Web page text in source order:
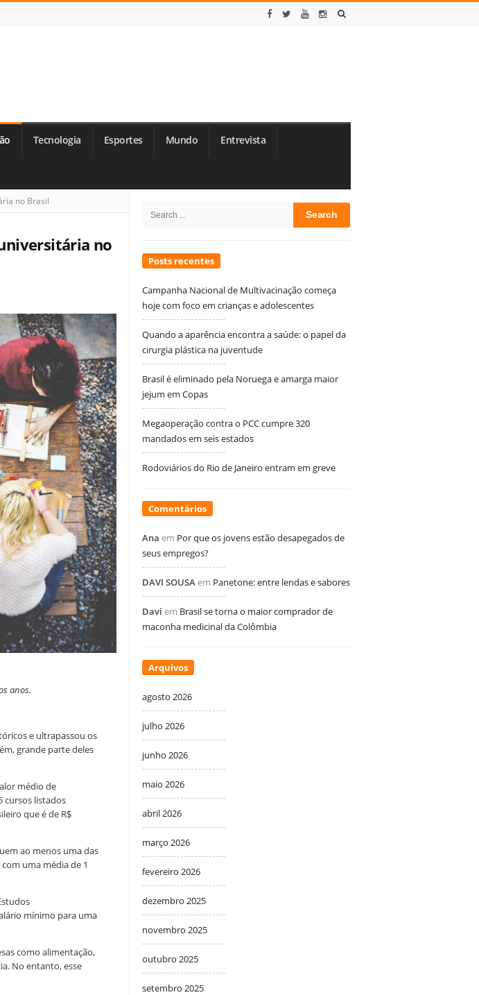
Tecnologia Esportes Mundo Entrevista
no Brasil
no
anos.
e ultrapassou os
grande parte deles
médio de
cursos listados
que é de R$
ao menos uma das
uma média de 1
mínimo para uma
como alimentação,
No entanto, esse
Sidebar
Search
Posts recentes
Campanha Nacional de Multivacinação começa
hoje com foco em crianças e adolescentes
Quando a aparência encontra a saúde: o papel da
cirurgia plástica na juventude
Brasil é eliminado pela Noruega e amarga maior
jejum em Copas
Megaoperação contra o PCC cumpre 320
mandados em seis estados
Rodoviários do Rio de Janeiro entram em greve
Comentários
Ana em Por que os jovens estão desapegados de
seus empregos?
DAVI SOUSAem Panetone: entre lendas e sabores
Davi em Brasil se torna o maior comprador de
maconha medicinal da Colômbia
Arquivos
agosto 2026
julho 2026
junho 2026
maio 2026
abril 2026
março 2026
fevereiro 2026
dezembro 2025
novembro 2025
outubro 2025
setembro 2025